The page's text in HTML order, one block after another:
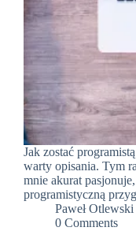
Jak zostać
warty opisania. Tym
mnie akurat
programistyczną
Paweł Otlewski
0 Comments